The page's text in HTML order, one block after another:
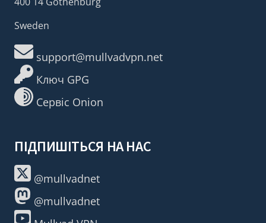
Sweden
support@mullvadvpn.net
Ключ GPG
Сервіс Onion
ПІДПИШІТЬСЯ НА НАС
@mullvadnet
@mullvadnet